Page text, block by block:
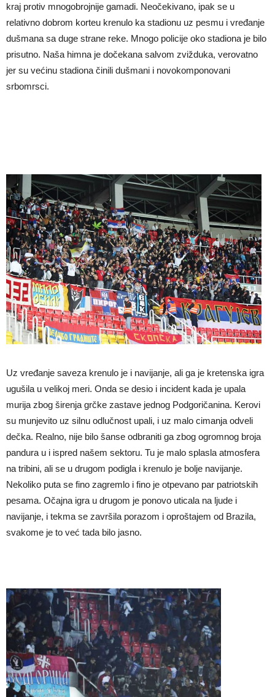
kraj protiv mnogobrojnije gamadi. Neočekivano, ipak se u
relativno dobrom korteu krenulo ka stadionu uz pesmu i vređanje
dušmana sa duge strane reke. Mnogo policije oko stadiona je bilo
prisutno. Naša himna je dočekana salvom zvižduka, verovatno
jer su većinu stadiona činili dušmani i novokomponovani
srbomrsci.
Uz vređanje saveza krenulo je i navijanje, ali ga je kretenska igra
ugušila u velikoj meri. Onda se desio i incident kada je upala
murija zbog širenja grčke zastave jednog Podgoričanina. Kerovi
su munjevito uz silnu odlučnost upali, i uz malo cimanja odveli
dečka. Realno, nije bilo šanse odbraniti ga zbog ogromnog broja
pandura u i ispred našem sektoru. Tu je malo splasla atmosfera
na tribini, ali se u drugom podigla i krenulo je bolje navijanje.
Nekoliko puta se fino zagremlo i fino je otpevano par patriotskih
pesama. Očajna igra u drugom je ponovo uticala na ljude i
navijanje, i tekma se završila porazom i oproštajem od Brazila,
svakome je to već tada bilo jasno.